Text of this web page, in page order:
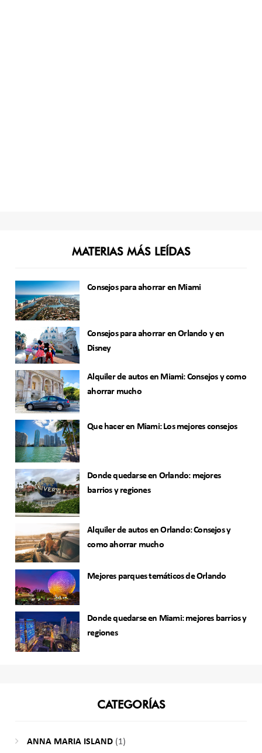
MATERIAS MÁS LEÍDAS
Consejos para ahorrar en Miami
Consejos para ahorrar en Orlando y en
Disney
Alquiler de autos en Miami: Consejos y como
ahorrar mucho
Que hacer en Miami: Los mejores consejos
Donde quedarse en Orlando: mejores
barrios y regiones
Alquiler de autos en Orlando: Consejos y
como ahorrar mucho
Mejores parques temáticos de Orlando
Donde quedarse en Miami: mejores barrios y
regiones
CATEGORÍAS
ANNA MARIA ISLAND(1)